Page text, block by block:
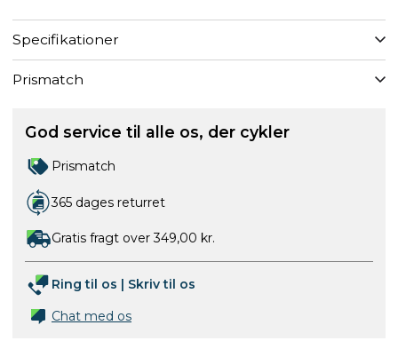
Specifikationer
Prismatch
God service til alle os, der cykler
Prismatch
365 dages returret
Gratis fragt over 349,00 kr.
Ring til os | Skriv til os
Chat med os